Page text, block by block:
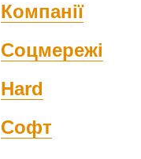
Компанії
Соцмережі
Hard
Софт